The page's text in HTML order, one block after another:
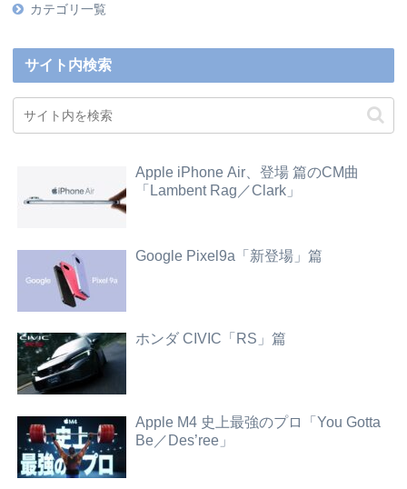
カテゴリ一覧
サイト内検索
Apple iPhone Air、登場 篇のCM曲
「Lambent Rag／Clark」
Google Pixel9a「新登場」篇
ホンダ CIVIC「RS」篇
Apple M4 史上最強のプロ「You Gotta
Be／Des’ree」